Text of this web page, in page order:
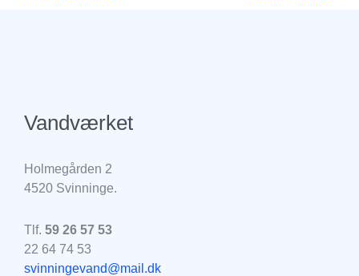
Vandværket
Holmegården 2
4520 Svinninge.
Tlf. 59 26 57 53
22 64 74 53
svinningevand@mail.dk